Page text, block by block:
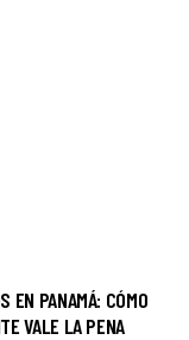
EN PANAMÁ: CÓMO
VALE LA PENA